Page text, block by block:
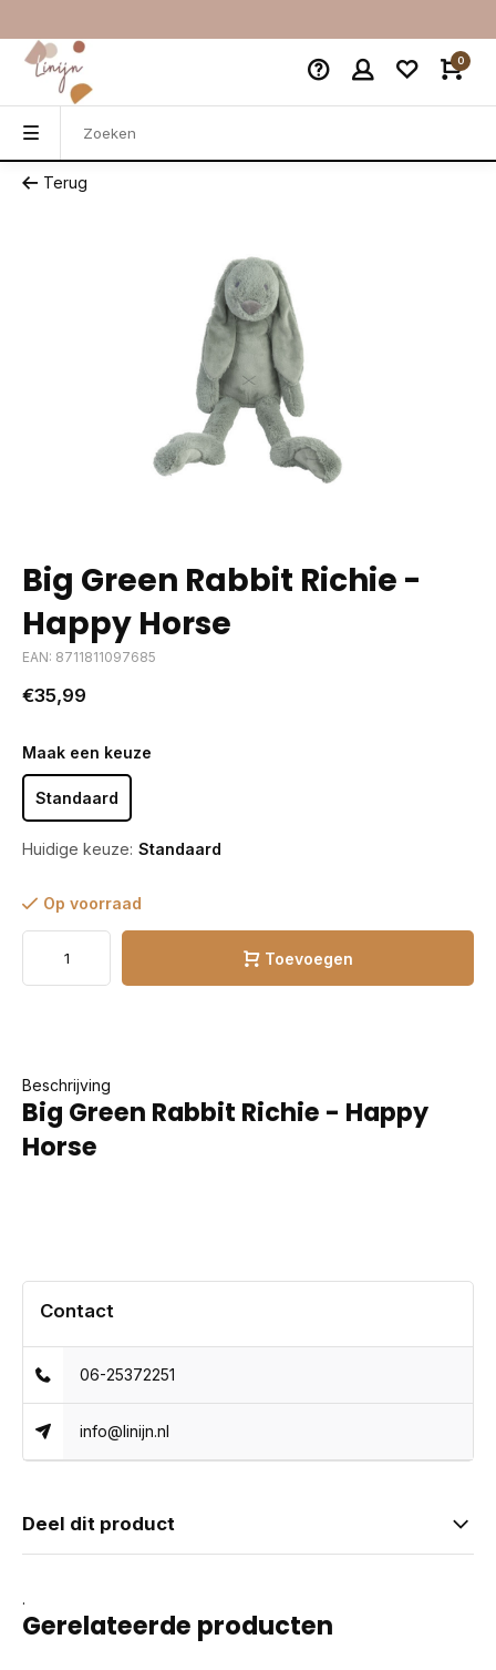
0
Terug
Big Green Rabbit Richie -
Happy Horse
EAN: 8711811097685
€35,99
Maak een keuze
Standaard
Huidige keuze: Standaard
Op voorraad
Toevoegen
Beschrijving
Big Green Rabbit Richie - Happy
Horse
Contact
06-25372251
info@linijn.nl
Deel dit product
.
Gerelateerde producten